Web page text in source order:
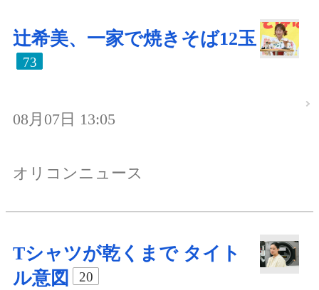
辻希美、一家で焼きそば12玉
73
08月07日 13:05
オリコンニュース
Tシャツが乾くまで タイト
ル意図
20